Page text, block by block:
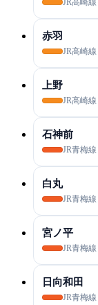
JR高崎線
赤羽
JR高崎線
上野
JR高崎線
石神前
JR青梅線
白丸
JR青梅線
宮ノ平
JR青梅線
日向和田
JR青梅線